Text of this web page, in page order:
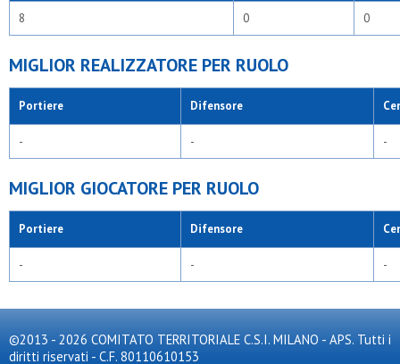
8 0 0
MIGLIOR REALIZZATORE PER RUOLO
Portiere Difensore
- - -
MIGLIOR GIOCATORE PER RUOLO
Portiere Difensore
- - -
©2013 - 2026 COMITATO TERRITORIALE C.S.I. MILANO - APS. Tutti i
diritti riservati - C.F. 80110610153